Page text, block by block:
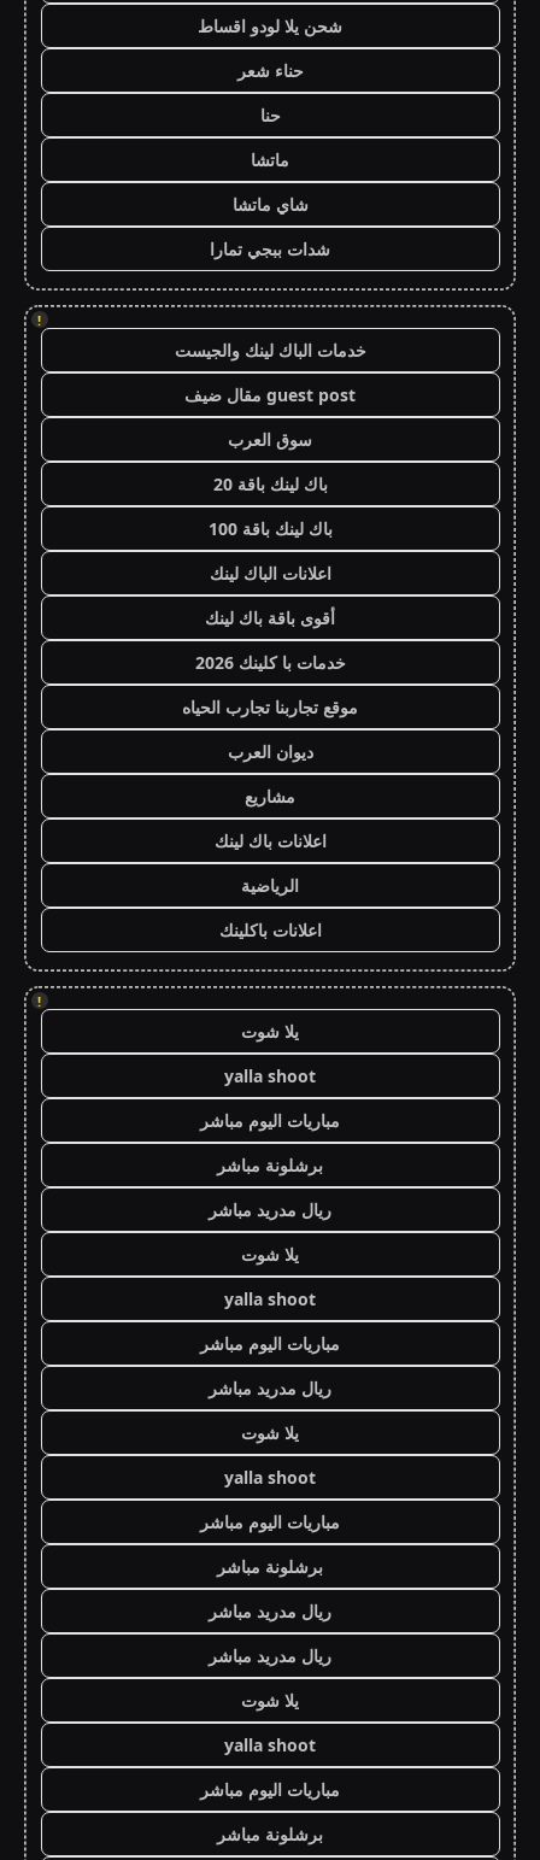
شحن يلا لودو اقساط
حناء شعر
حنا
ماتشا
شاي ماتشا
شدات ببجي تمارا
!
خدمات الباك لينك والجيست
guest post مقال ضيف
سوق العرب
باك لينك باقة 20
باك لينك باقة 100
اعلانات الباك لينك
أقوى باقة باك لينك
خدمات با كلينك 2026
موقع تجاربنا تجارب الحياه
ديوان العرب
مشاريع
اعلانات باك لينك
الرياضية
اعلانات باكلينك
!
يلا شوت
yalla shoot
مباريات اليوم مباشر
برشلونة مباشر
ريال مدريد مباشر
يلا شوت
yalla shoot
مباريات اليوم مباشر
ريال مدريد مباشر
يلا شوت
yalla shoot
مباريات اليوم مباشر
برشلونة مباشر
ريال مدريد مباشر
ريال مدريد مباشر
يلا شوت
yalla shoot
مباريات اليوم مباشر
برشلونة مباشر